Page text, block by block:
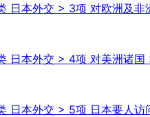
日本外交 > 3项 对欧洲及
日本外交 > 4项 对美洲诸
日本外交 > 5项 日本要人